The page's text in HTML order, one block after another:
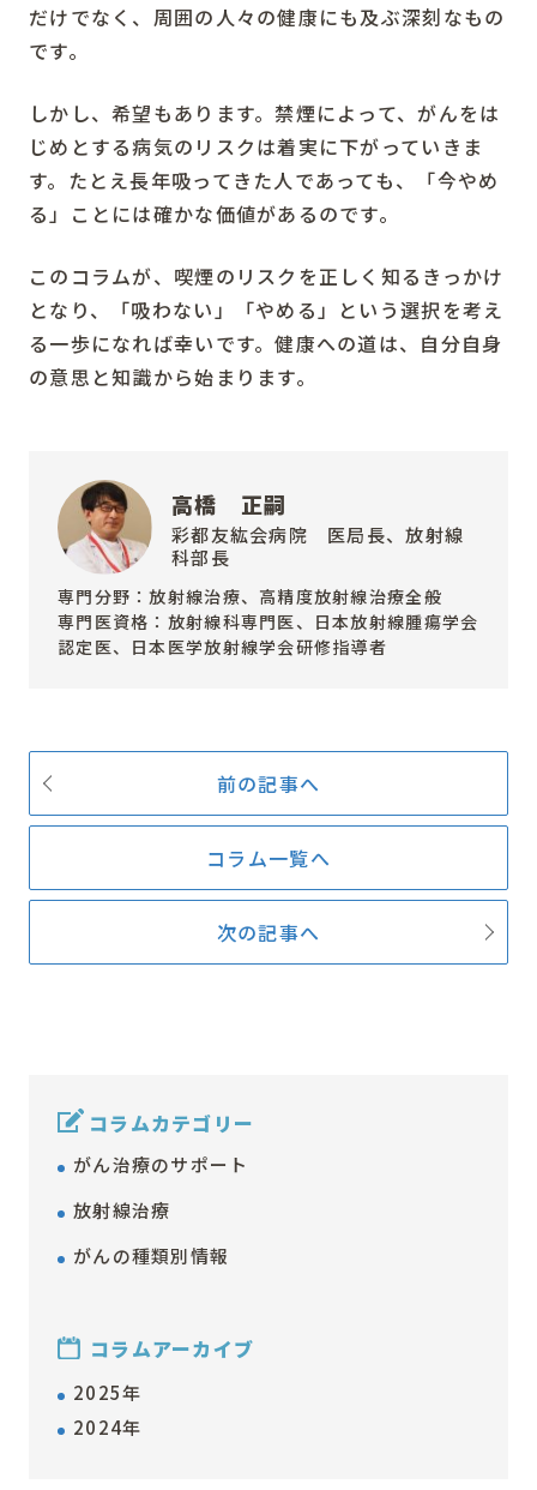
だけでなく、周囲の人々の健康にも及ぶ深刻なもの
です。
しかし、希望もあります。禁煙によって、がんをは
じめとする病気のリスクは着実に下がっていきま
す。たとえ長年吸ってきた人であっても、「今やめ
る」ことには確かな価値があるのです。
このコラムが、喫煙のリスクを正しく知るきっかけ
となり、「吸わない」「やめる」という選択を考え
る一歩になれば幸いです。健康への道は、自分自身
の意思と知識から始まります。
高橋 正嗣
彩都友紘会病院 医局長、放射線
科部長
専門分野：放射線治療、高精度放射線治療全般
専門医資格：放射線科専門医、日本放射線腫瘍学会
認定医、日本医学放射線学会研修指導者
前の記事へ
コラム一覧へ
次の記事へ
コラムカテゴリー
がん治療のサポート
放射線治療
がんの種類別情報
コラムアーカイブ
2025年
2024年